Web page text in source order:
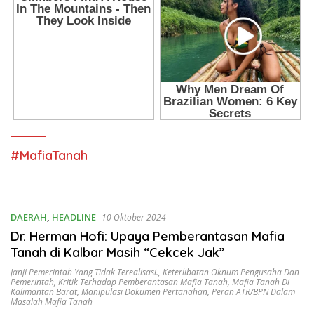
#MafiaTanah
DAERAH, HEADLINE 10 Oktober 2024
Dr. Herman Hofi: Upaya Pemberantasan Mafia
Tanah di Kalbar Masih “Cekcek Jak”
Janji Pemerintah Yang Tidak Terealisasi., Keterlibatan Oknum Pengusaha Dan
Pemerintah, Kritik Terhadap Pemberantasan Mafia Tanah, Mafia Tanah Di
Kalimantan Barat, Manipulasi Dokumen Pertanahan, Peran ATR/BPN Dalam
Masalah Mafia Tanah